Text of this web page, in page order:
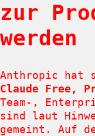
zur
werden
Anthropic hat
Claude Free,
Team-,
sind laut
gemeint. Auf